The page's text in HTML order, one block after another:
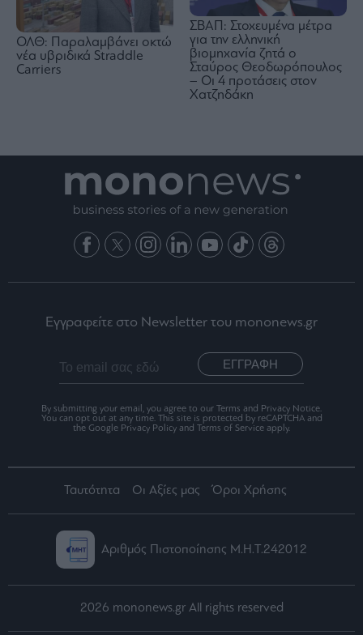
ΟΛΘ: Παραλαμβάνει οκτώ
νέα υβριδικά Straddle
Carriers
ΣΒΑΠ: Στοχευμένα μέτρα
για την ελληνική
βιομηχανία ζητά ο
Σταύρος Θεοδωρόπουλος
– Οι 4 προτάσεις στον
Χατζηδάκη
Εγγραφείτε στο Newsletter του mononews.gr
ΕΓΓΡΑΦΗ
By submitting your email, you agree to our Terms and Privacy Notice.
You can opt out at any time. This site is protected by reCAPTCHA and
the Google Privacy Policy and Terms of Service apply.
Ταυτότητα Οι Αξίες μας Όροι Χρήσης
Αριθμός Πιστοποίησης Μ.Η.Τ.242012
2026 mononews.gr All rights reserved